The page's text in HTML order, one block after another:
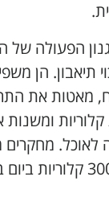
הפעולה של
תיאבון. הן
מאטות את
מחקרים
ממוצעת של כ־300